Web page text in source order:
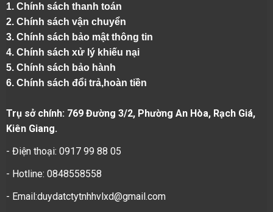
1. Chính sách thanh toán
2. Chính sách vận chuyển
3. Chính sách bảo mật thông tin
4. Chính sách xử lý khiếu nại
5. Chính sách bảo hành
6. Chính sách đổi trả,hoàn tiền
Trụ sở chính: 769 Đường 3/2, Phường An Hòa, Rạch Giá,
Kiên Giang.
- Điện thoại: 0917 99 88 05
- Hotline: 0848558558
- Email:duydatctytnhhvlxd@gmail.com